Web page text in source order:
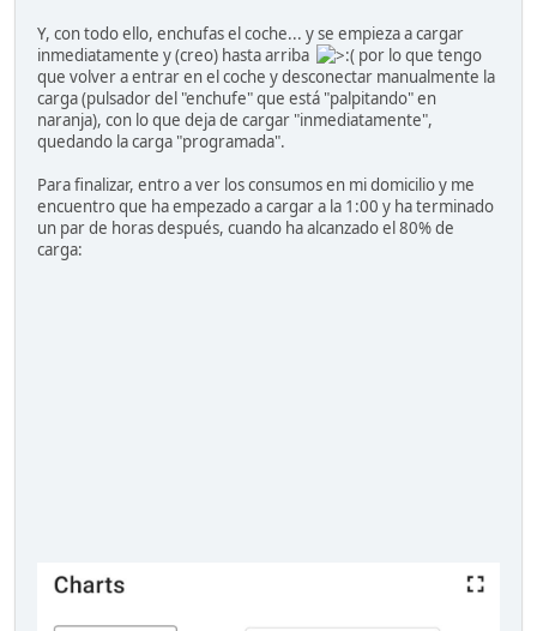
Y, con todo ello, enchufas el coche... y se empieza a cargar
inmediatamente y (creo) hasta arriba
por lo que tengo
que volver a entrar en el coche y desconectar manualmente la
carga (pulsador del "enchufe" que está "palpitando" en
naranja), con lo que deja de cargar "inmediatamente",
quedando la carga "programada".
Para finalizar, entro a ver los consumos en mi domicilio y me
encuentro que ha empezado a cargar a la 1:00 y ha terminado
un par de horas después, cuando ha alcanzado el 80% de
carga: